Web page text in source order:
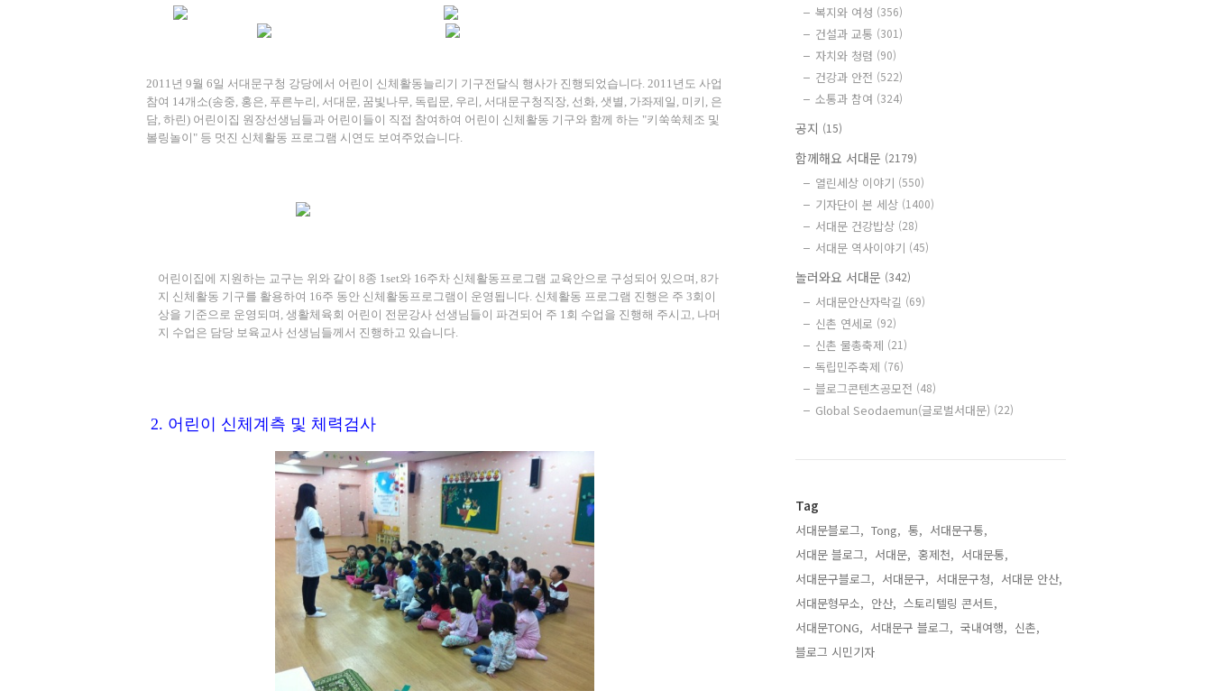
2011년 9월 6일 서대문구청 강당에서 어린이 신체활동늘리기 기구전달식 행사가 진행되었습니다. 2011년도 사업
참여 14개소(송중, 홍은, 푸른누리, 서대문, 꿈빛나무, 독립문, 우리, 서대문구청직장, 선화, 샛별, 가좌제일, 미키, 은
담, 하린) 어린이집 원장선생님들과 어린이들이 직접 참여하여 어린이 신체활동 기구와 함께 하는 "키쑥쑥체조 및
볼링놀이" 등 멋진 신체활동 프로그램 시연도 보여주었습니다.
어린이집에 지원하는 교구는 위와 같이 8종 1set와 16주차 신체활동프로그램 교육안으로 구성되어 있으며, 8가
지 신체활동 기구를 활용하여 16주 동안 신체활동프로그램이 운영됩니다. 신체활동 프로그램 진행은 주 3회이
상을 기준으로 운영되며, 생활체육회 어린이 전문강사 선생님들이 파견되어 주 1회 수업을 진행해 주시고, 나머
지 수업은 담당 보육교사 선생님들께서 진행하고 있습니다.
2. 어린이 신체계측 및 체력검사
복지와 여성 (356)
건설과 교통 (301)
자치와 청렴 (90)
건강과 안전 (522)
소통과 참여 (324)
공지 (15)
함께해요 서대문 (2179)
열린세상 이야기 (550)
기자단이 본 세상 (1400)
서대문 건강밥상 (28)
서대문 역사이야기 (45)
놀러와요 서대문 (342)
서대문안산자락길 (69)
신촌 연세로 (92)
신촌 물총축제 (21)
독립민주축제 (76)
블로그콘텐츠공모전 (48)
Global Seodaemun(글로벌서대문) (22)
Tag
서대문블로그, Tong, 통, 서대문구통,
서대문 블로그, 서대문, 홍제천, 서대문통,
서대문구블로그, 서대문구, 서대문구청, 서대문 안산,
서대문형무소, 안산, 스토리텔링 콘서트,
서대문TONG, 서대문구 블로그, 국내여행, 신촌,
블로그 시민기자,